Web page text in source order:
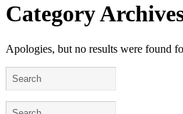
Category
Apologies, but no results were found